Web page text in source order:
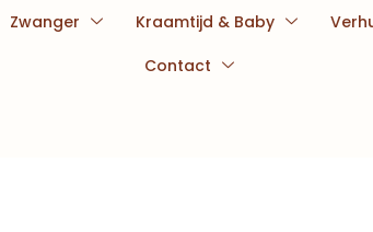
Zwanger Kraamtijd & Baby
Contact